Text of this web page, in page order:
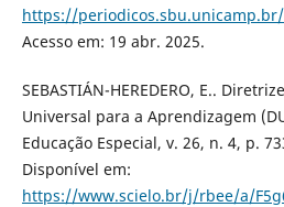
https://
Acesso em: 19 abr. 2025.
SEBASTIÁN-HEREDERO, E..
Universal para a Aprendizagem
Educação Especial, v. 26, n. 4, p.
Disponível em:
https://www.scielo.br/j/rbee/a/